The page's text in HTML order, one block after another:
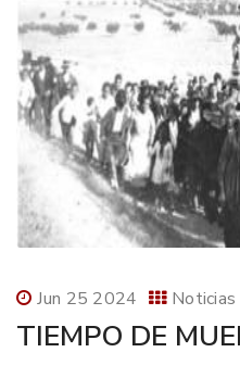
Jun 25 2024 Noticias
TIEMPO DE